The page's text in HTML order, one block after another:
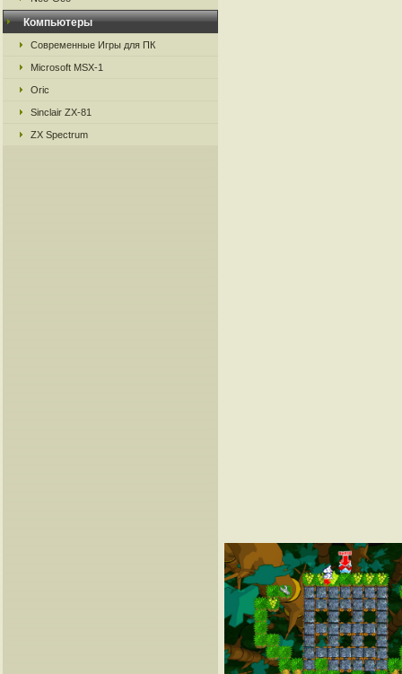
Компьютеры
Современные Игры для ПК
Microsoft MSX-1
Oric
Sinclair ZX-81
ZX Spectrum